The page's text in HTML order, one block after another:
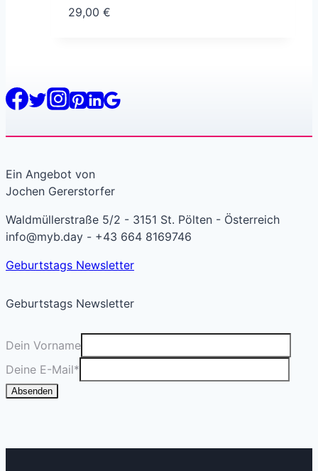
29,00 €
Ein Angebot von
Jochen Gererstorfer
Waldmüllerstraße 5/2 - 3151 St. Pölten - Österreich
info@myb.day - +43 664 8169746
Geburtstags Newsletter
Geburtstags Newsletter
Dein Vorname
Deine E-Mail*
Absenden